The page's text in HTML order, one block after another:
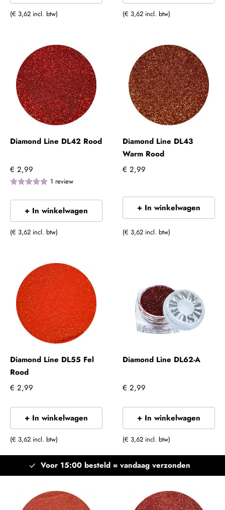
(€ 3,62 incl. btw) (€ 3,62 incl. btw)
Diamond Line DL42 Rood
€ 2,99
1 review
+ In winkelwagen
(€ 3,62 incl. btw)
Diamond Line DL43
Warm Rood
€ 2,99
+ In winkelwagen
(€ 3,62 incl. btw)
Diamond Line DL55 Fel
Rood
€ 2,99
+ In winkelwagen
(€ 3,62 incl. btw)
Diamond Line DL62-A
€ 2,99
+ In winkelwagen
(€ 3,62 incl. btw)
Voor 15:00 besteld = vandaag verzonden